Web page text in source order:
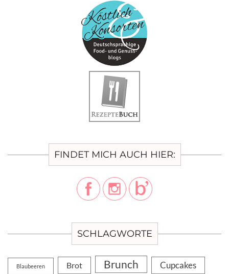
FINDET MICH AUCH HIER:
SCHLAGWORTE
Blaubeeren Brot Brunch Cupcakes